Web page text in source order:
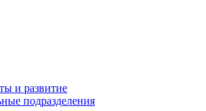
и развитие
подразделения